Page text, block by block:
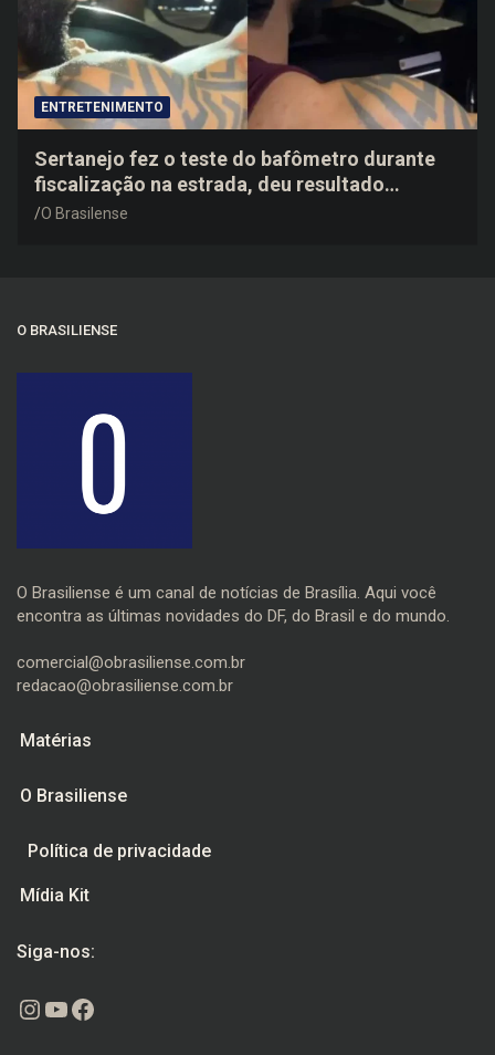
ENTRETENIMENTO
Sertanejo fez o teste do bafômetro durante
fiscalização na estrada, deu resultado
negativo e elogiou o trabalho dos agentes de
O Brasilense
O BRASILIENSE
O Brasiliense é um canal de notícias de Brasília. Aqui você
encontra as últimas novidades do DF, do Brasil e do mundo.
comercial@obrasiliense.com.br
redacao@obrasiliense.com.br
Matérias
O Brasiliense
Política de privacidade
Mídia Kit
Siga-nos:
Instagram
Youtube
Facebook